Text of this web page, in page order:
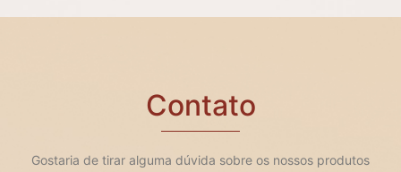
R$20,01.
Contato
Gostaria de tirar alguma dúvida sobre os nossos produtos